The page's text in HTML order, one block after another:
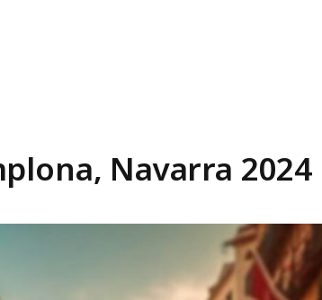
Navarra 2024